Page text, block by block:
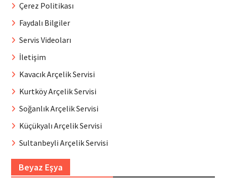
Çerez Politikası
Faydalı Bilgiler
Servis Videoları
İletişim
Kavacık Arçelik Servisi
Kurtköy Arçelik Servisi
Soğanlık Arçelik Servisi
Küçükyalı Arçelik Servisi
Sultanbeyli Arçelik Servisi
Beyaz Eşya